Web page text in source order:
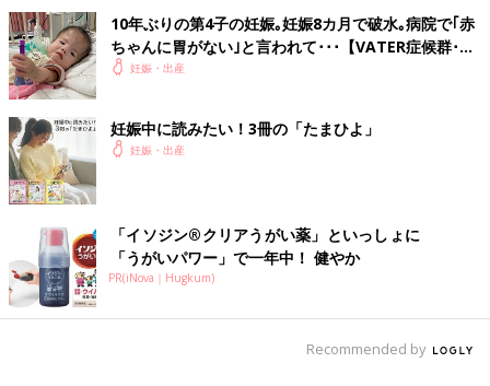
仕事をしています。毎日慌ただしく過ごしていますが、私自身が
キラキラと過ごせるように心がけています。
※この記事は個人の体験記です。記事に掲載の画像はイメージで
す。
【医師監修】だれもがなる可能性が！
ちになってしまう怖い病気です。しかも、“だ
れでもなる”可能性があります。順天堂大学医
学部 産婦人科学講座 先任准教授の牧野真太
流産5回、抗リン脂質
一覧
4Dエコーで初めて見た
わが子の顔！ 先生が撮
った最高の1枚
10年ぶりの第4子の妊娠｡妊娠8カ月で破水｡病院で｢赤
ちゃんに胃がない｣と言われて･･･【VATER症候群･体
験談】妊娠・出産
妊娠中に読みたい！3冊の「たまひよ」
妊娠・出産
「イソジン®クリアうがい薬」といっしょに
「うがいパワー」で一年中！ 健やか
PR(iNova｜Hugkum)
Recommended by